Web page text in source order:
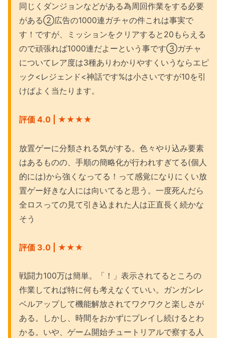
同じくダンジョンなどがある為周回作業をする必要
がある②広告の1000連ガチャの件これは事実で
す！ですが、ミッションをクリアすると20もらえる
ので頑張れば1000連だよーという事です③ガチャ
についてレア度は3種ありわかりやすくいうならエピ
ック<レジェンド<神話です%は小さいですが10を引
けばよく当たります。
評価 4.0 | ★★★★
放置ゲーに分類される気がする。色々やり込み要素
はあるものの、手順の簡略化が行われすぎてる(個人
的には)から強くなってる！って感覚になりにくい放
置ゲー好きな人には向いてると思う。一度死んだら
全ロスっての見て引き込まれた人は正直長く続かな
そう
評価 3.0 | ★★★
戦闘力100万は簡単。「！」表示されてるところの
作業してれば特に何も考えなくていい。ガンガンレ
ベルアップして機能解放されてワクワクと楽しさが
ある。しかし、時間をおかずにプレイし続けるとわ
かる。いや、ゲーム開始チュートリアルで察する人